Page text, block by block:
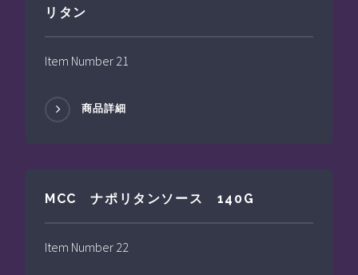
リタン
Item Number 21
商品詳細
MCC ナポリタンソース 140G
Item Number 22